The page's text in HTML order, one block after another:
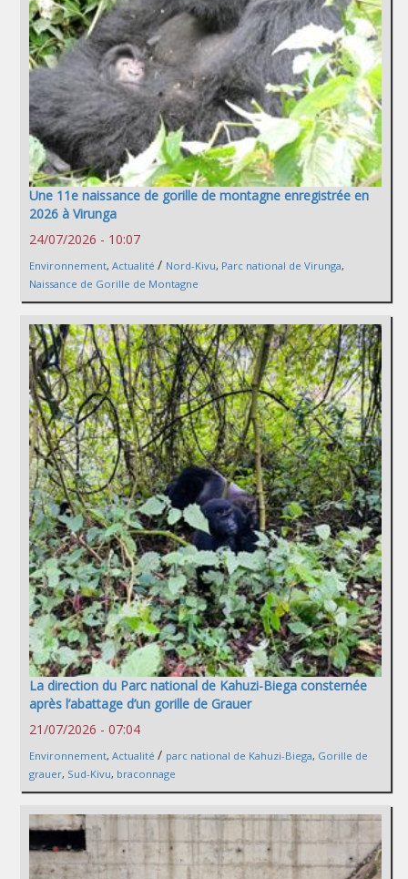
Une 11e naissance de gorille de montagne enregistrée en
2026 à Virunga
24/07/2026 - 10:07
Environnement, Actualité / Nord-Kivu, Parc national de Virunga,
Naissance de Gorille de Montagne
La direction du Parc national de Kahuzi-Biega consternée
après l’abattage d’un gorille de Grauer
21/07/2026 - 07:04
Environnement, Actualité / parc national de Kahuzi-Biega, Gorille de
grauer, Sud-Kivu, braconnage